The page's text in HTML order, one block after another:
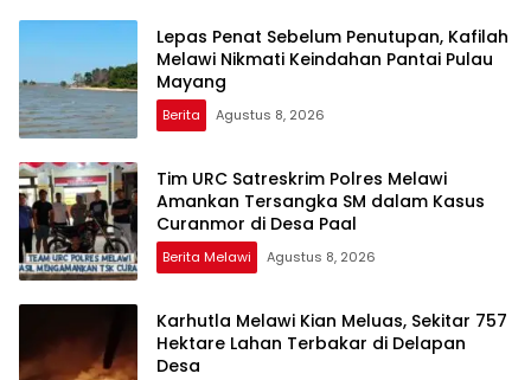
Lepas Penat Sebelum Penutupan, Kafilah
Melawi Nikmati Keindahan Pantai Pulau
Mayang
Berita Agustus 8, 2026
Tim URC Satreskrim Polres Melawi
Amankan Tersangka SM dalam Kasus
Curanmor di Desa Paal
Berita Melawi Agustus 8, 2026
Karhutla Melawi Kian Meluas, Sekitar 757
Hektare Lahan Terbakar di Delapan
Desa